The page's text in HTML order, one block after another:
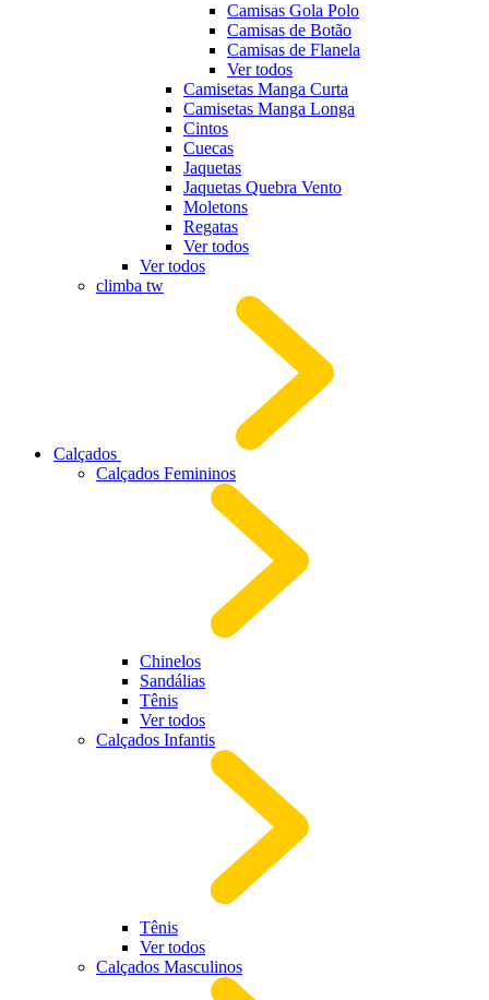
Camisas Gola Polo
Camisas de Botão
Camisas de Flanela
Ver todos
Camisetas Manga Curta
Camisetas Manga Longa
Cintos
Cuecas
Jaquetas
Jaquetas Quebra Vento
Moletons
Regatas
Ver todos
Ver todos
climba tw
Calçados
Calçados Femininos
Chinelos
Sandálias
Tênis
Ver todos
Calçados Infantis
Tênis
Ver todos
Calçados Masculinos